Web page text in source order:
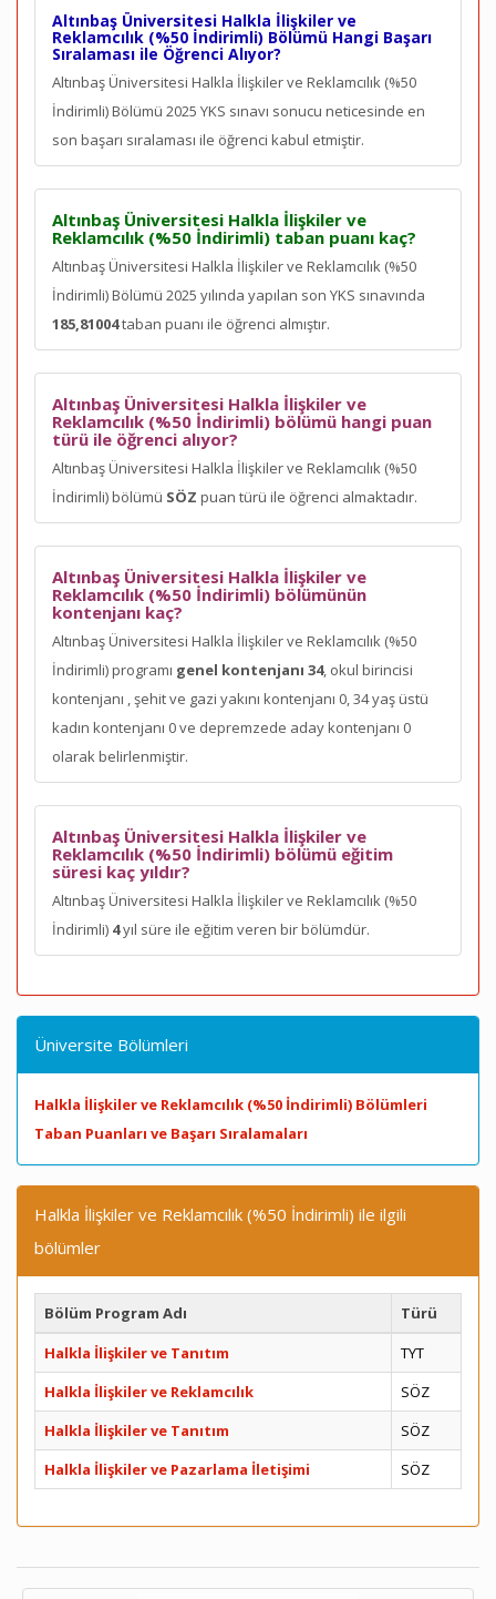
Altınbaş Üniversitesi Halkla İlişkiler ve
Reklamcılık (%50 İndirimli) Bölümü Hangi Başarı
Sıralaması ile Öğrenci Alıyor?
Altınbaş Üniversitesi Halkla İlişkiler ve Reklamcılık (%50
İndirimli) Bölümü 2025 YKS sınavı sonucu neticesinde en
son başarı sıralaması ile öğrenci kabul etmiştir.
Altınbaş Üniversitesi Halkla İlişkiler ve
Reklamcılık (%50 İndirimli) taban puanı kaç?
Altınbaş Üniversitesi Halkla İlişkiler ve Reklamcılık (%50
İndirimli) Bölümü 2025 yılında yapılan son YKS sınavında
185,81004taban puanı ile öğrenci almıştır.
Altınbaş Üniversitesi Halkla İlişkiler ve
Reklamcılık (%50 İndirimli) bölümü hangi puan
türü ile öğrenci alıyor?
Altınbaş Üniversitesi Halkla İlişkiler ve Reklamcılık (%50
İndirimli) bölümü SÖZ puan türü ile öğrenci almaktadır.
Altınbaş Üniversitesi Halkla İlişkiler ve
Reklamcılık (%50 İndirimli) bölümünün
kontenjanı kaç?
Altınbaş Üniversitesi Halkla İlişkiler ve Reklamcılık (%50
İndirimli) programı genel kontenjanı 34, okul birincisi
kontenjanı , şehit ve gazi yakını kontenjanı 0, 34 yaş üstü
kadın kontenjanı 0 ve depremzede aday kontenjanı 0
olarak belirlenmiştir.
Altınbaş Üniversitesi Halkla İlişkiler ve
Reklamcılık (%50 İndirimli) bölümü eğitim
süresi kaç yıldır?
Altınbaş Üniversitesi Halkla İlişkiler ve Reklamcılık (%50
İndirimli) 4yıl süre ile eğitim veren bir bölümdür.
Üniversite Bölümleri
Halkla İlişkiler ve Reklamcılık (%50 İndirimli) Bölümleri
Taban Puanları ve Başarı Sıralamaları
Halkla İlişkiler ve Reklamcılık (%50 İndirimli) ile ilgili
bölümler
Bölüm Program Adı
Türü
Halkla İlişkiler ve Tanıtım
TYT
Halkla İlişkiler ve Reklamcılık
SÖZ
Halkla İlişkiler ve Tanıtım
SÖZ
Halkla İlişkiler ve Pazarlama İletişimi
SÖZ